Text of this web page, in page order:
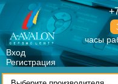
часы
Вход
Регистрация